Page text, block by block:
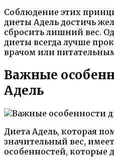
Соблюдение этих
диеты Адель достичь
сбросить лишний вес.
диеты всегда лучше
врачом или
Важные
Адель
Диета Адель, которая
значительный вес,
особенностей, которые